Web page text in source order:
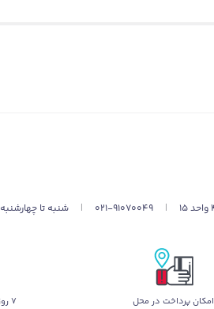
|
021-91070049
| شنبه تا چهارشنبه 9 صبح الی 18 عصر پنجشنبه 9 الی 14
امکان پرداخت در محل ۷ روز ﻫﻔﺘﻪ، ۲۴ ﺳﺎﻋﺘﻪ